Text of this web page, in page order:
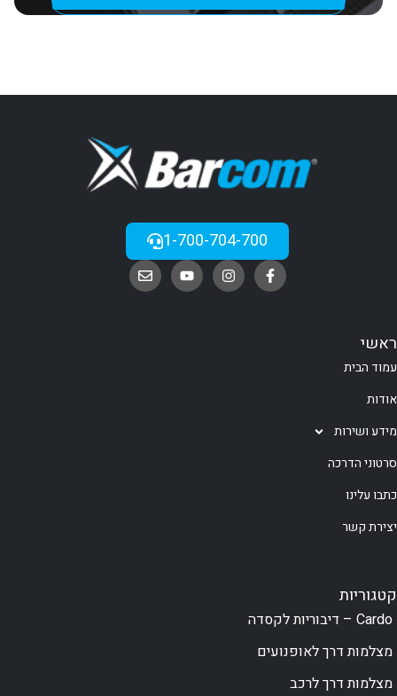
1-700-704-700
ראשי
עמוד הבית
אודות
מידע ושירות
סרטוני הדרכה
כתבו עלינו
יצירת קשר
קטגוריות
Cardo – דיבוריות לקסדה
מצלמות דרך לאופנועים
מצלמות דרך לרכב